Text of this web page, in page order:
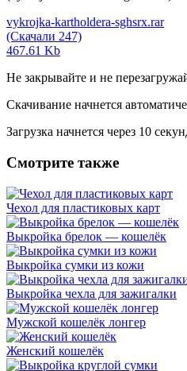
vykrojka-kartholdera-sghsrx.rar
(Скачали 247)
467.61 Kb
Не закрывайте и не
Скачивание начнется
Загрузка начнется через 10
Смотрите также
Чехол для пластиковых карт
Выкройка брелок — кошелёк
Выкройка сумки из кожи
Выкройка чехла для зажигалки
Мужской кошелёк лонгер
Женский кошелёк